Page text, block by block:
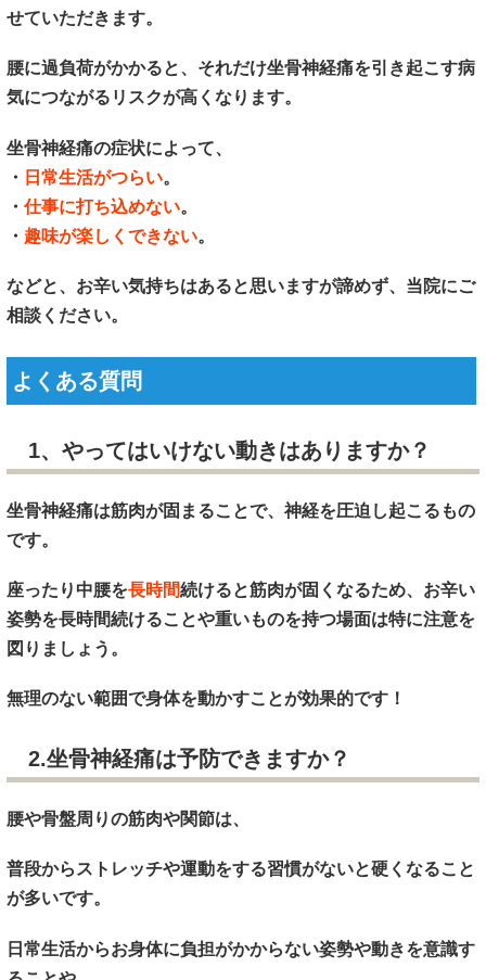
せていただきます。
腰に過負荷がかかると、それだけ坐骨神経痛を引き起こす病
気につながるリスクが高くなります。
坐骨神経痛の症状によって、
・ 日常生活がつらい。
・ 仕事に打ち込めない。
・ 趣味が楽しくできない。
などと、お辛い気持ちはあると思いますが諦めず、当院にご
相談ください。
よくある質問
1、やってはいけない動きはありますか？
坐骨神経痛は筋肉が固まることで、神経を圧迫し起こるもの
です。
座ったり中腰を長時間続けると筋肉が固くなるため、お辛い
姿勢を長時間続けることや重いものを持つ場面は特に注意を
図りましょう。
無理のない範囲で身体を動かすことが効果的です！
2.坐骨神経痛は予防できますか？
腰や骨盤周りの筋肉や関節は、
普段からストレッチや運動をする習慣がないと硬くなること
が多いです。
日常生活からお身体に負担がかからない姿勢や動きを意識す